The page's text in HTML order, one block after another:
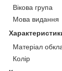
Вікова група
Мова видання
Матеріал
Колір